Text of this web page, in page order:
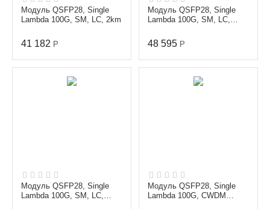
Модуль QSFP28, Single
Lambda 100G, SM, LC, 2km
41 182 Р
Модуль QSFP28, Single
Lambda 100G, SM, LC,
48 595 Р
Модуль QSFP28, Single
Lambda 100G, SM, LC,
Модуль QSFP28, Single
Lambda 100G, CWDM